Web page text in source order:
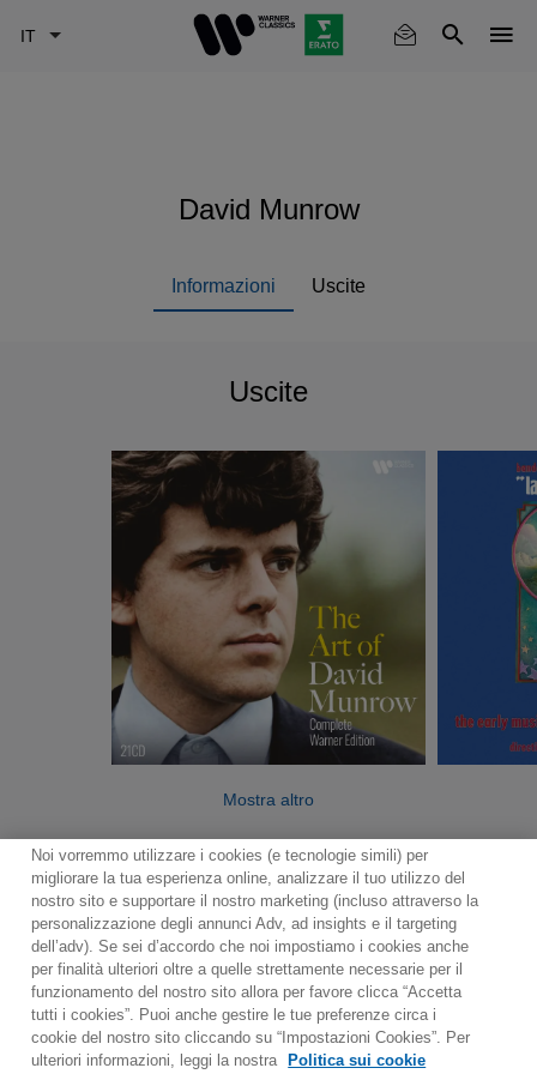
David Munrow
Informazioni Uscite
Uscite
Mostra altro
Contact Notiziario
Politica sui cookie
Impostazioni dei cookie
Would you prefer to visit our website in English?
Noi vorremmo utilizzare i cookies (e tecnologie simili) per
migliorare la tua esperienza online, analizzare il tuo utilizzo del
nostro sito e supportare il nostro marketing (incluso attraverso la
personalizzazione degli annunci Adv, ad insights e il targeting
dell’adv). Se sei d’accordo che noi impostiamo i cookies anche
per finalità ulteriori oltre a quelle strettamente necessarie per il
funzionamento del nostro sito allora per favore clicca “Accetta
tutti i cookies”. Puoi anche gestire le tue preferenze circa i
cookie del nostro sito cliccando su “Impostazioni Cookies”. Per
ulteriori informazioni, leggi la nostra
Politica sui cookie